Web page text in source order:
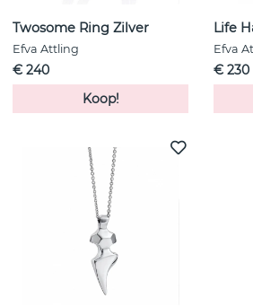
Twosome Ring Zilver
Efva Attling
€ 240
Koop!
Life
Efva
€ 230